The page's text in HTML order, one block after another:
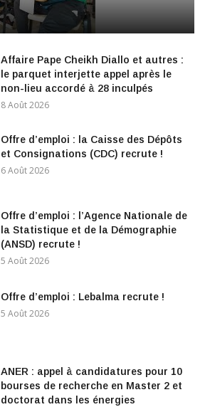
Affaire Pape Cheikh Diallo et autres :
le parquet interjette appel après le
non-lieu accordé à 28 inculpés
8 Août 2026
Offre d’emploi : la Caisse des Dépôts
et Consignations (CDC) recrute !
6 Août 2026
Offre d’emploi : l’Agence Nationale de
la Statistique et de la Démographie
(ANSD) recrute !
5 Août 2026
Offre d’emploi : Lebalma recrute !
5 Août 2026
ANER : appel à candidatures pour 10
bourses de recherche en Master 2 et
doctorat dans les énergies